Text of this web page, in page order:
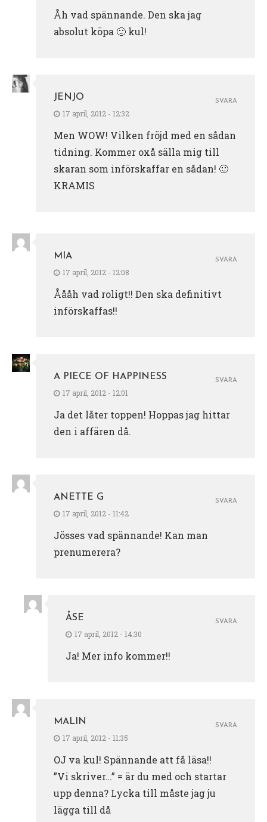
Åh vad spännande. Den ska jag
absolut köpa 🙂 kul!
JENJO
17 april, 2012 - 12:32
Men WOW! Vilken fröjd med en sådan
tidning. Kommer oxå sälla mig till
skaran som införskaffar en sådan! 🙂
KRAMIS
SVARA
MIA
17 april, 2012 - 12:08
Åååh vad roligt!! Den ska definitivt
införskaffas!!
SVARA
A PIECE OF HAPPINESS
17 april, 2012 - 12:01
Ja det låter toppen! Hoppas jag hittar
den i affären då.
SVARA
ANETTE G
17 april, 2012 - 11:42
Jösses vad spännande! Kan man
prenumerera?
SVARA
ÅSE
17 april, 2012 - 14:30
Ja! Mer info kommer!!
SVARA
MALIN
17 april, 2012 - 11:35
OJ va kul! Spännande att få läsa!!
”Vi skriver…” = är du med och startar
upp denna? Lycka till måste jag ju
lägga till då
SVARA